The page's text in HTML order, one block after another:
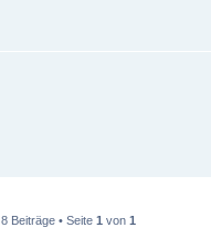
8 Beiträge • Seite 1 von 1